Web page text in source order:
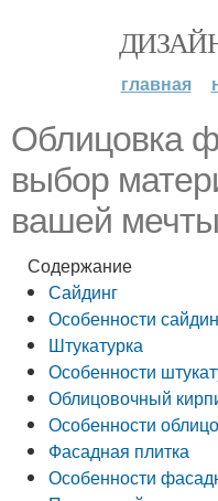
главная
Облицовка
выбор
вашей мечты
Содержание
Сайдинг
Особенности
Штукатурка
Особенности
Облицовочный
Особенности
Фасадная плитка
Особенности